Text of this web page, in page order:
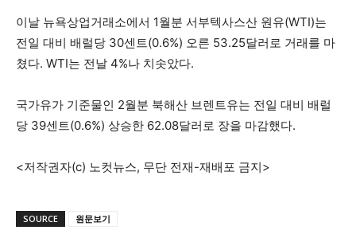
이날 뉴욕상업거래소에서 1월분 서부텍사스산 원유(WTI)는
전일 대비 배럴당 30센트(0.6%) 오른 53.25달러로 거래를 마
쳤다. WTI는 전날 4%나 치솟았다.
국가유가 기준물인 2월분 북해산 브렌트유는 전일 대비 배럴
당 39센트(0.6%) 상승한 62.08달러로 장을 마감했다.
<저작권자(c) 노컷뉴스, 무단 전재-재배포 금지>
SOURCE 원문보기